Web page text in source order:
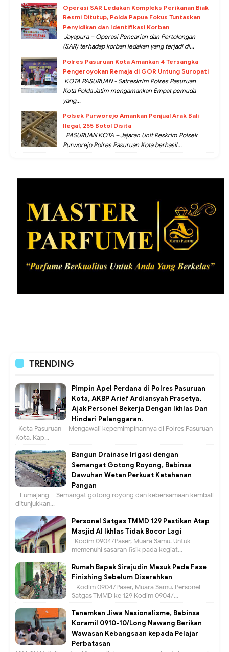
Operasi SAR Ledakan Kompleks Perikanan Biak
Resmi Ditutup, Polda Papua Fokus Tuntaskan
Penyidikan dan Identifikasi Korban
Jayapura – Operasi Pencarian dan Pertolongan
(SAR) terhadap korban ledakan yang terjadi di...
Polres Pasuruan Kota Amankan 4 Tersangka
Pengeroyokan Remaja di GOR Untung Suropati
KOTA PASURUAN - Satreskrim Polres Pasuruan
Kota Polda Jatim mengamankan Empat pemuda
yang...
Polsek Purworejo Amankan Penjual Arak Bali
Ilegal, 255 Botol Disita
PASURUAN KOTA – Jajaran Unit Reskrim Polsek
Purworejo Polres Pasuruan Kota berhasil...
TRENDING
Pimpin Apel Perdana di Polres Pasuruan
Kota, AKBP Arief Ardiansyah Prasetya,
Ajak Personel Bekerja Dengan Ikhlas Dan
Hindari Pelanggaran.
Kota Pasuruan – Mengawali kepemimpinannya di Polres Pasuruan
Kota, Kap...
Bangun Drainase Irigasi dengan
Semangat Gotong Royong, Babinsa
Dawuhan Wetan Perkuat Ketahanan
Pangan
Lumajang – Semangat gotong royong dan kebersamaan kembali
ditunjukkan...
Personel Satgas TMMD 129 Pastikan Atap
Masjid Al Ikhlas Tidak Bocor Lagi
Kodim 0904/Paser, Muara Samu. Untuk
memenuhi sasaran fisik pada kegiat...
Rumah Bapak Sirajudin Masuk Pada Fase
Finishing Sebelum Diserahkan
Kodim 0904/Paser, Muara Samu. Personel
Satgas TMMD ke 129 Kodim 0904/...
Tanamkan Jiwa Nasionalisme, Babinsa
Koramil 0910-10/Long Nawang Berikan
Wawasan Kebangsaan kepada Pelajar
Perbatasan